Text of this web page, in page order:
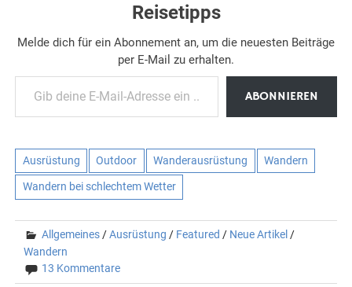
Reisetipps
Melde dich für ein Abonnement an, um die neuesten Beiträge
per E-Mail zu erhalten.
Gib deine E-Mail-Adresse ein ...
ABONNIEREN
Ausrüstung Outdoor Wanderausrüstung Wandern
Wandern bei schlechtem Wetter
Allgemeines /Ausrüstung / Featured / Neue Artikel /
Wandern
13 Kommentare